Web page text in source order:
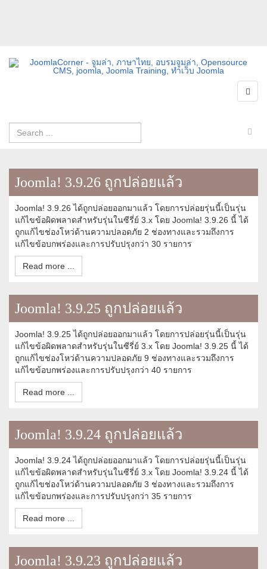
Joomla! 3.9.26 ถูกปล่อยแล้ว
Joomla! 3.9.26 ได้ถูกปล่อยออกมาแล้ว โดยการปล่อยรุ่นนี้เป็นรุ่น
แก้ไขข้อผิดพลาดสำหรับรุ่นในซีรี่ย์ 3.x โดย Joomla! 3.9.26 นี้ ได้
ถูกแก้ไขช่องโหว่ด้านความปลอดภัย 2 ช่องทางและรวมถึงการ
แก้ไขข้อบกพร่องและการปรับปรุงกว่า 30 รายการ
Read more ...
Joomla! 3.9.25 ถูกปล่อยแล้ว
Joomla! 3.9.25 ได้ถูกปล่อยออกมาแล้ว โดยการปล่อยรุ่นนี้เป็นรุ่น
แก้ไขข้อผิดพลาดสำหรับรุ่นในซีรี่ย์ 3.x โดย Joomla! 3.9.25 นี้ ได้
ถูกแก้ไขช่องโหว่ด้านความปลอดภัย 9 ช่องทางและรวมถึงการ
แก้ไขข้อบกพร่องและการปรับปรุงกว่า 40 รายการ
Read more ...
Joomla! 3.9.24 ถูกปล่อยแล้ว
Joomla! 3.9.24 ได้ถูกปล่อยออกมาแล้ว โดยการปล่อยรุ่นนี้เป็นรุ่น
แก้ไขข้อผิดพลาดสำหรับรุ่นในซีรี่ย์ 3.x โดย Joomla! 3.9.24 นี้ ได้
ถูกแก้ไขช่องโหว่ด้านความปลอดภัย 3 ช่องทางและรวมถึงการ
แก้ไขข้อบกพร่องและการปรับปรุงกว่า 35 รายการ
Read more ...
Joomla! 3.9.23 ถูกปล่อยแล้ว